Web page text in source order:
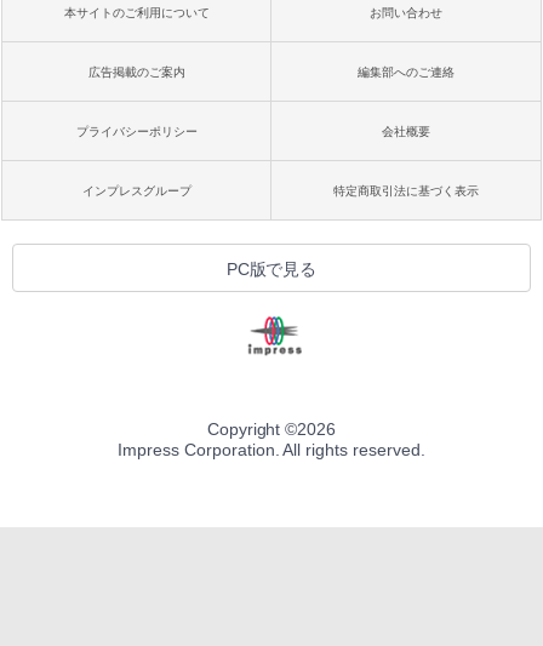
本サイトのご利用について お問い合わせ
広告掲載のご案内 編集部へのご連絡
プライバシーポリシー 会社概要
インプレスグループ 特定商取引法に基づく表示
PC版で見る
Copyright ©2026
Impress Corporation. All rights reserved.